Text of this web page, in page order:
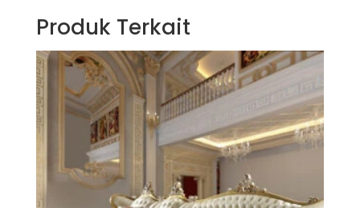
Produk Terkait